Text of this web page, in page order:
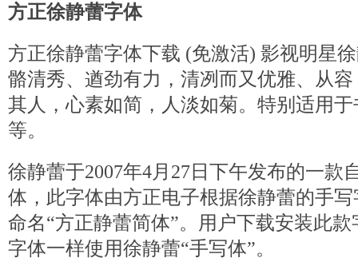
方正徐静蕾字体
方正徐静蕾字体下载 (免激活) 影视明星
骼清秀、遒劲有力，清冽而又优雅、从
其人，心素如简，人淡如菊。特别适用
等。
徐静蕾于2007年4月27日下午发布的一款
体，此字体由方正电子根据徐静蕾的手
命名“方正静蕾简体”。用户下载安装此
字体一样使用徐静蕾“手写体”。